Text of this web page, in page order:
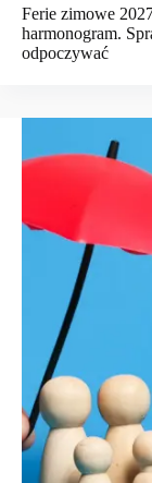
Ferie zimowe
harmonogram.
odpoczywać